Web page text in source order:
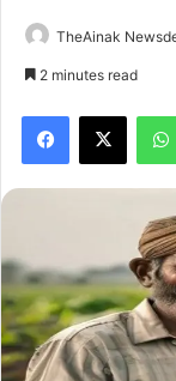
TheAinak
2 minutes read